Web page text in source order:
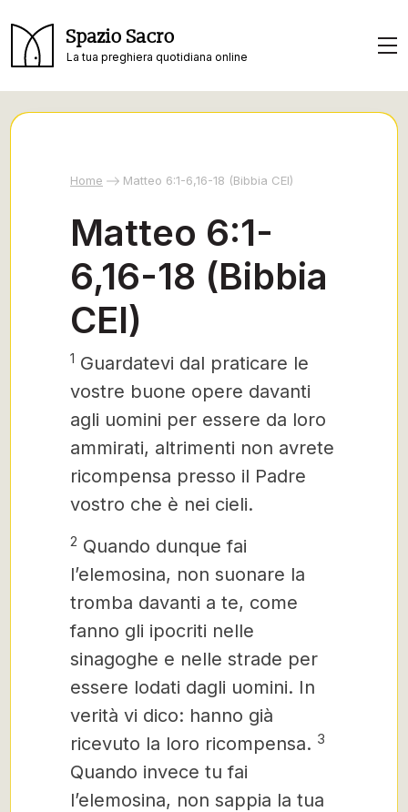
Spazio Sacro
La tua preghiera quotidiana online
Home Matteo 6:1-6,16-18 (Bibbia CEI)
Matteo 6:1-
6,16-18 (Bibbia
CEI)
1 Guardatevi dal praticare le
vostre buone opere davanti
agli uomini per essere da loro
ammirati, altrimenti non avrete
ricompensa presso il Padre
vostro che è nei cieli.
2 Quando dunque fai
l’elemosina, non suonare la
tromba davanti a te, come
fanno gli ipocriti nelle
sinagoghe e nelle strade per
essere lodati dagli uomini. In
verità vi dico: hanno già
ricevuto la loro ricompensa. 3
Quando invece tu fai
l’elemosina, non sappia la tua